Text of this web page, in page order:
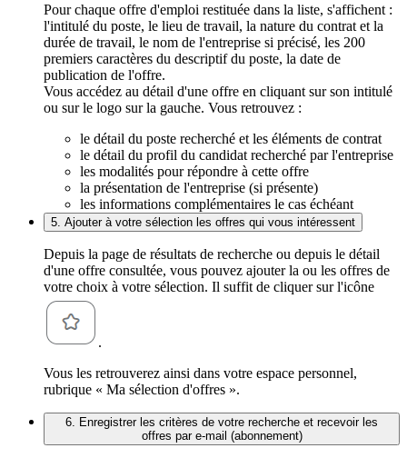
Pour chaque offre d'emploi restituée dans la liste, s'affichent :
l'intitulé du poste, le lieu de travail, la nature du contrat et la
durée de travail, le nom de l'entreprise si précisé, les 200
premiers caractères du descriptif du poste, la date de
publication de l'offre.
Vous accédez au détail d'une offre en cliquant sur son intitulé
ou sur le logo sur la gauche. Vous retrouvez :
le détail du poste recherché et les éléments de contrat
le détail du profil du candidat recherché par l'entreprise
les modalités pour répondre à cette offre
la présentation de l'entreprise (si présente)
les informations complémentaires le cas échéant
5. Ajouter à votre sélection les offres qui vous intéressent
Depuis la page de résultats de recherche ou depuis le détail
d'une offre consultée, vous pouvez ajouter la ou les offres de
votre choix à votre sélection. Il suffit de cliquer sur l'icône
.
Vous les retrouverez ainsi dans votre espace personnel,
rubrique « Ma sélection d'offres ».
6. Enregistrer les critères de votre recherche et recevoir les
offres par e-mail (abonnement)